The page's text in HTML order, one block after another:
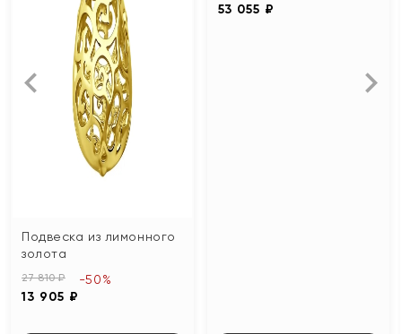
Подвеска из лимонного
золота
27 810 ₽
13 905 ₽
-50%
53 055 ₽